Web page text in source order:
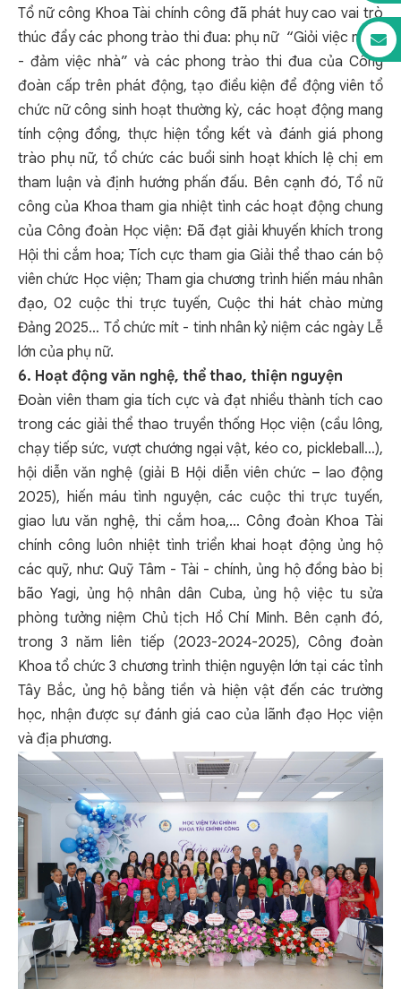
Tổ nữ công Khoa Tài chính công đã phát huy cao vai trò
thúc đẩy các phong trào thi đua: phụ nữ “Giỏi việc nước
- đảm việc nhà” và các phong trào thi đua của Công
đoàn cấp trên phát động, tạo điều kiện để động viên tổ
chức nữ công sinh hoạt thường kỳ, các hoạt động mang
tính cộng đồng, thực hiện tổng kết và đánh giá phong
trào phụ nữ, tổ chức các buổi sinh hoạt khích lệ chị em
tham luận và định hướng phấn đấu. Bên cạnh đó, Tổ nữ
công của Khoa tham gia nhiệt tình các hoạt động chung
của Công đoàn Học viện: Đã đạt giải khuyến khích trong
Hội thi cắm hoa; Tích cực tham gia Giải thể thao cán bộ
viên chức Học viện; Tham gia chương trình hiến máu nhân
đạo, 02 cuộc thi trực tuyến, Cuộc thi hát chào mừng
Đảng 2025… Tổ chức mít - tinh nhân kỷ niệm các ngày Lễ
lớn của phụ nữ.
6. Hoạt động văn nghệ, thể thao, thiện nguyện
Đoàn viên tham gia tích cực và đạt nhiều thành tích cao
trong các giải thể thao truyền thống Học viện (cầu lông,
chạy tiếp sức, vượt chướng ngại vật, kéo co, pickleball…),
hội diễn văn nghệ (giải B Hội diễn viên chức – lao động
2025), hiến máu tình nguyện, các cuộc thi trực tuyến,
giao lưu văn nghệ, thi cắm hoa,… Công đoàn Khoa Tài
chính công luôn nhiệt tình triển khai hoạt động ủng hộ
các quỹ, như: Quỹ Tâm - Tài - chính, ủng hộ đồng bào bị
bão Yagi, ủng hộ nhân dân Cuba, ủng hộ việc tu sửa
phòng tưởng niệm Chủ tịch Hồ Chí Minh. Bên cạnh đó,
trong 3 năm liên tiếp (2023-2024-2025), Công đoàn
Khoa tổ chức 3 chương trình thiện nguyện lớn tại các tỉnh
Tây Bắc, ủng hộ bằng tiền và hiện vật đến các trường
học, nhận được sự đánh giá cao của lãnh đạo Học viện
và địa phương.